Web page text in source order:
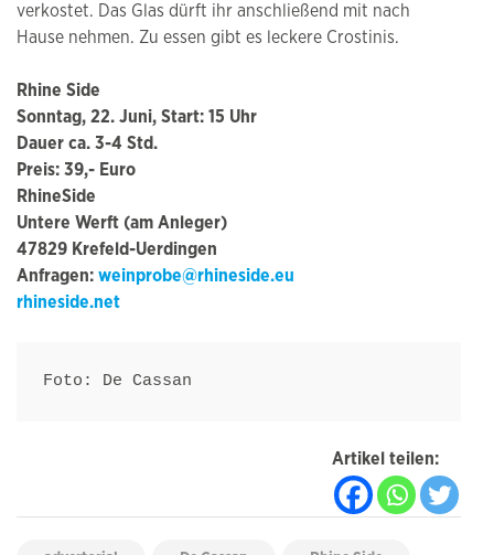
verkostet. Das Glas dürft ihr anschließend mit nach
Hause nehmen. Zu essen gibt es leckere Crostinis.
Rhine Side
Sonntag, 22. Juni, Start: 15 Uhr
Dauer ca. 3-4 Std.
Preis: 39,- Euro
RhineSide
Untere Werft (am Anleger)
47829 Krefeld-Uerdingen
Anfragen: weinprobe@rhineside.eu
rhineside.net
Foto: De Cassan
Artikel teilen: